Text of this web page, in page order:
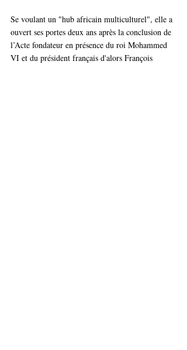
Se voulant un "hub africain multiculturel", elle a
ouvert ses portes deux ans après la conclusion de
l’Acte fondateur en présence du roi Mohammed
VI et du président français d'alors François